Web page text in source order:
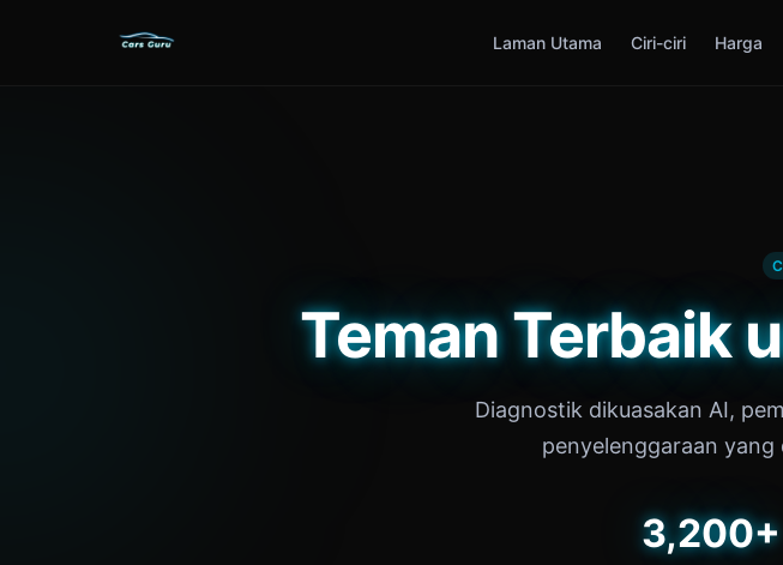
Laman Utama Ciri-ciri Harga
Teman Terbaik
Diagnostik dikuasakan AI,
penyelenggaraan
3,200+